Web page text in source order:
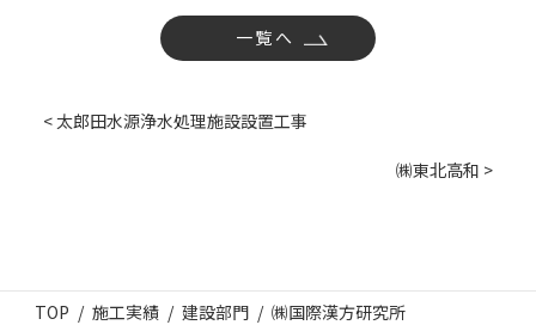
一覧へ
< 太郎田水源浄水処理施設設置工事
㈱東北高和 >
TOP 施工実績 建設部門 ㈱国際漢方研究所